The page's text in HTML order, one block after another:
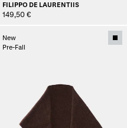
FILIPPO DE LAURENTIIS
149,50 €
New
Pre-Fall